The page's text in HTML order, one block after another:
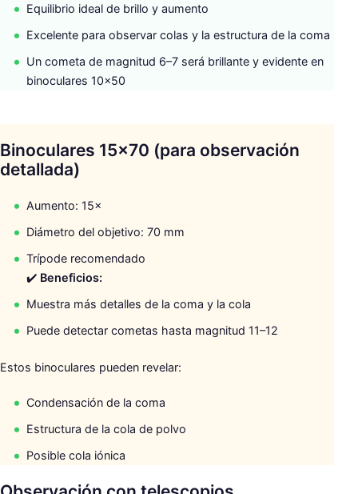
Equilibrio ideal de brillo y aumento
Excelente para observar colas y la estructura de la coma
Un cometa de magnitud 6–7 será brillante y evidente en
binoculares 10×50
Binoculares 15×70 (para observación
detallada)
Aumento: 15×
Diámetro del objetivo: 70 mm
Trípode recomendado
✔️ Beneficios:
Muestra más detalles de la coma y la cola
Puede detectar cometas hasta magnitud 11–12
Estos binoculares pueden revelar:
Condensación de la coma
Estructura de la cola de polvo
Posible cola iónica
u
r